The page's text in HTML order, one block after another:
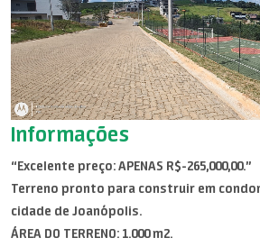
Informações
“Excelente preço: APENAS R$-265,000,00.”
Terreno pronto para construir em
cidade de Joanópolis.
ÁREA DO TERRENO: 1.000 m2.